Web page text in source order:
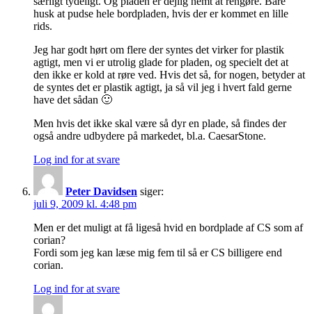
husk at pudse hele bordpladen, hvis der er kommet en lille
rids.
Jeg har godt hørt om flere der syntes det virker for plastik
agtigt, men vi er utrolig glade for pladen, og specielt det at
den ikke er kold at røre ved. Hvis det så, for nogen, betyder at
de syntes det er plastik agtigt, ja så vil jeg i hvert fald gerne
have det sådan 🙂
Men hvis det ikke skal være så dyr en plade, så findes der
også andre udbydere på markedet, bl.a. CaesarStone.
Log ind for at svare
Peter Davidsen siger:
juli 9, 2009 kl. 4:48 pm
Men er det muligt at få ligeså hvid en bordplade af CS som af
corian?
Fordi som jeg kan læse mig fem til så er CS billigere end
corian.
Log ind for at svare